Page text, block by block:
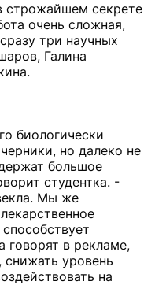
строжайшем секрете
очень сложная,
три научных
Галина
биологически
но далеко не
большое
студентка. -
Мы же
говорят в рекламе,
уровень
на